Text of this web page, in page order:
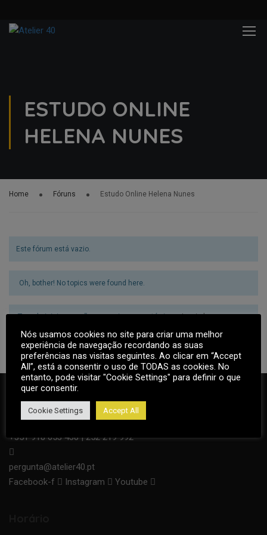
ESTUDO ONLINE
HELENA NUNES
Home Fóruns Estudo Online Helena Nunes
Este fórum está vazio.
Oh, bother! No topics were found here.
Tem de iniciar sessão para criar novos tópicos.Login here
+351 918 653 438 | 252 219 992
pergunta@atelier40.pt
Facebook-f
Instagram Youtube
Nós usamos cookies no site para criar uma melhor
experiência de navegação recordando as suas
preferências nas visitas seguintes. Ao clicar em “Accept
All”, está a consentir o uso de TODAS as cookies. No
entanto, pode visitar "Cookie Settings" para definir o que
quer consentir.
Cookie Settings Accept All